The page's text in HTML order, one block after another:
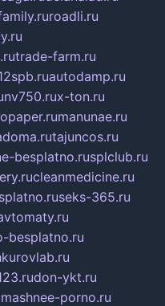
roadli.ru
trade-farm.ru
autodamp.ru
nv750.rux-ton.ru
manunae.ru
tajuncos.ru
besplatno.rusplclub.ru
cleanmedicine.ru
seks-365.ru
besplatno.ru
don-ykt.ru
porno.ru